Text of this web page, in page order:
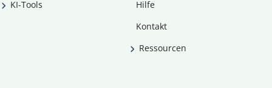
KI-Tools
Hilfe
Kontakt
Ressourcen